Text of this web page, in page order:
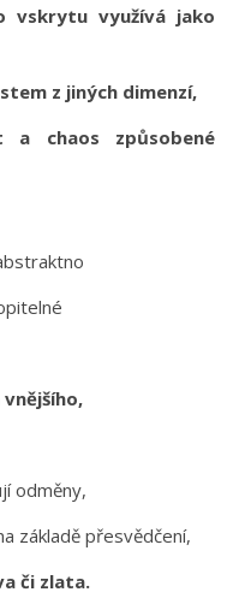
vskrytu využívá jako
z jiných dimenzí,
chaos způsobené
odměny,
základě přesvědčení,
či zlata.